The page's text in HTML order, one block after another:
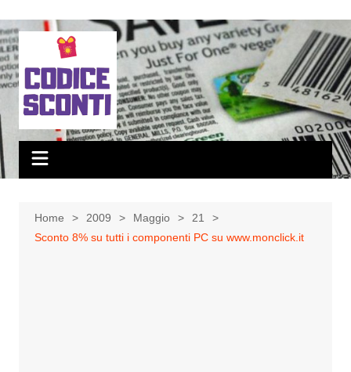
al
contenuto
Home 2009 Maggio
21
Sconto 8% su tutti i componenti PC su www.monclick.it